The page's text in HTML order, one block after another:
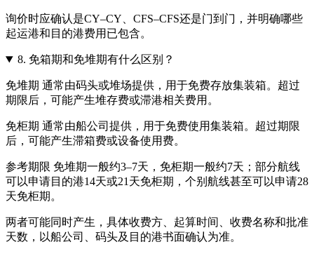
询价时应确认是CY–CY、CFS–CFS还是门到门，并明确哪些
起运港和目的港费用已包含。
8. 免箱期和免堆期有什么区别？
免堆期 通常由码头或堆场提供，用于免费存放集装箱。超过
期限后，可能产生堆存费或滞港相关费用。
免柜期 通常由船公司提供，用于免费使用集装箱。超过期限
后，可能产生滞箱费或设备使用费。
参考期限 免堆期一般约3–7天，免柜期一般约7天；部分航线
可以申请目的港14天或21天免柜期，个别航线甚至可以申请28
天免柜期。
两者可能同时产生，具体收费方、起算时间、收费名称和批准
天数，以船公司、码头及目的港书面确认为准。